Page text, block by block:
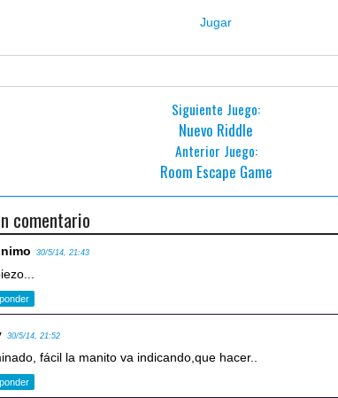
Jugar
Siguiente Juego:
Nuevo Riddle
Anterior Juego:
Room Escape Game
comentario
30/5/14, 21:43
30/5/14, 21:52
fácil la manito va indicando,que hacer..